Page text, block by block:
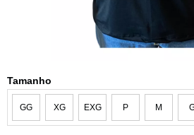
Tamanho
GG XG EXG P M